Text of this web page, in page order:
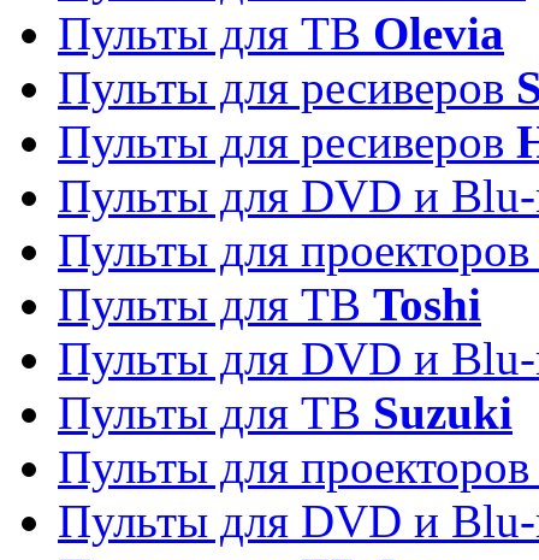
Пульты для ТВ Olevia
Пульты для ресиверов
Пульты для ресиверов
Пульты для DVD и
Пульты для
Пульты для ТВ Toshi
Пульты для DVD и
Пульты для ТВ Suzuki
Пульты для
Пульты для DVD и